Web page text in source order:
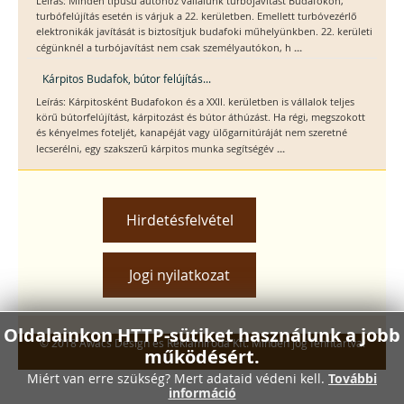
turbófelújítás esetén is várjuk a 22. kerületben. Emellett turbóvezérlő
elektronikák javítását is biztosítjuk budafoki műhelyünkben. 22. kerületi
cégünknél a turbójavítást nem csak személyautókon, h ...
Kárpitos Budafok, bútor felújítás...
Leírás: Kárpitosként Budafokon és a XXII. kerületben is vállalok teljes
körű bútorfelújítást, kárpitozást és bútor áthúzást. Ha régi, megszokott
és kényelmes foteljét, kanapéját vagy ülőgarnitúráját nem szeretné
lecserélni, egy szakszerű kárpitos munka segítségév ...
Hirdetésfelvétel
Jogi nyilatkozat
Oldalainkon HTTP-sütiket használunk a jobb
működésért.
Miért van erre szükség? Mert adataid védeni kell. További
információ
© 2018 Awacs Design és Reklámiroda Kft. Minden jog fenntartva.